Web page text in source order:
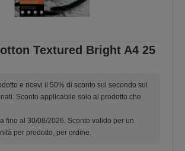
Textured Bright A4 25
e ricevi il 50% di sconto sul secondo sui
Sconto applicabile solo al prodotto che
fino al 30/08/2026. Sconto valido per un
per prodotto, per ordine.